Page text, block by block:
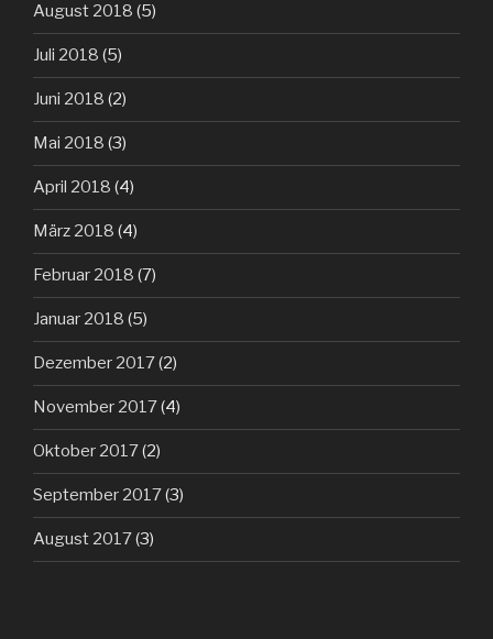
August 2018 (5)
Juli 2018 (5)
Juni 2018 (2)
Mai 2018 (3)
April 2018 (4)
März 2018 (4)
Februar 2018 (7)
Januar 2018 (5)
Dezember 2017(2)
November 2017(4)
Oktober 2017(2)
September 2017(3)
August 2017(3)